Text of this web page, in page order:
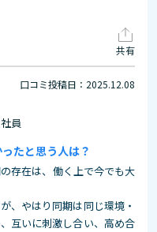
共有
口コミ投稿日：2025.12.08
員
たと思う人は？
存在は、働く上で今でも大
、やはり同期は同じ環境・
互いに刺激し合い、高め合